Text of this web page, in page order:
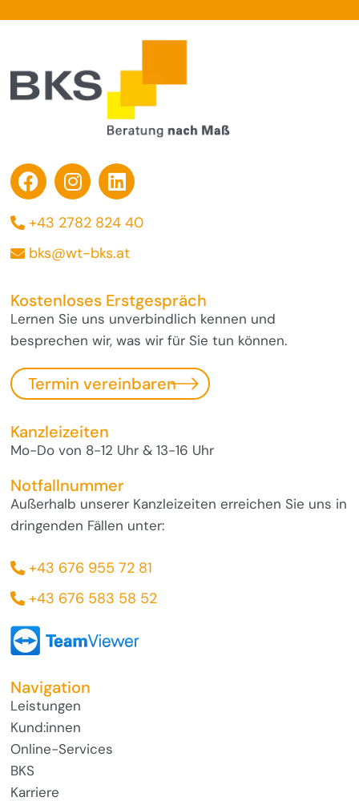
+43 2782 824 40
bks@wt-bks.at
Kostenloses Erstgespräch
Lernen Sie uns unverbindlich kennen und
besprechen wir, was wir für Sie tun können.
Termin vereinbaren
Kanzleizeiten
Mo-Do von 8-12 Uhr & 13-16 Uhr
Notfallnummer
Außerhalb unserer Kanzleizeiten erreichen Sie uns in
dringenden Fällen unter:
+43 676 955 72 81
+43 676 583 58 52
Navigation
Leistungen
Kund:innen
Online-Services
BKS
Karriere